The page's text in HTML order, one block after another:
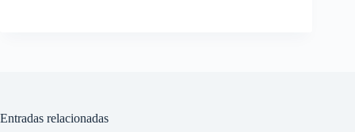
Entradas relacionadas